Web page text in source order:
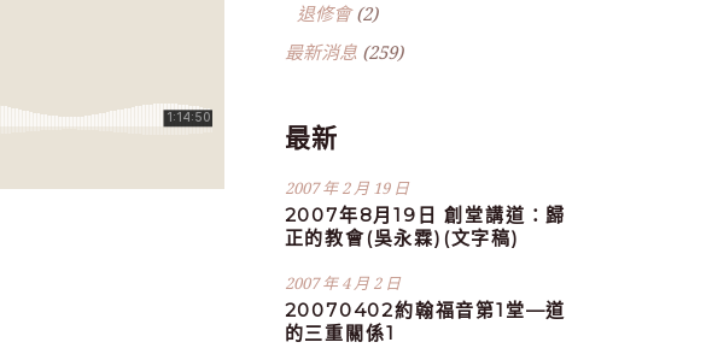
退修會(2)
最新消息(259)
最新
2007 年 2 月 19 日
2007年8月19日 創堂講道：歸
正的教會(吳永霖)(文字稿)
2007 年 4 月 2 日
20070402約翰福音第1堂—道
的三重關係1